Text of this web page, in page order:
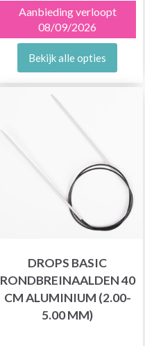
Aanbieding verloopt
08/09/2026
Bekijk alle opties
DROPS BASIC
RONDBREINAALDEN 40
CM ALUMINIUM (2.00-
5.00 MM)